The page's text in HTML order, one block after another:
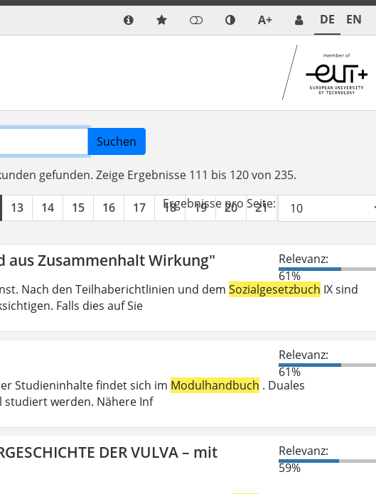
A+ DE EN
Suchen
gefunden. Zeige Ergebnisse 111 bis 120 von 235.
13 14 15 16 17 18 19 20 21 22
Ergebnisse pro Seite:
aus Zusammenhalt Wirkung"
Relevanz:
61%
Nach den Teilhaberichtlinien und dem Sozialgesetzbuch IX sind
Falls dies auf Sie
Relevanz:
61%
Studieninhalte findet sich im Modulhandbuch . Duales
studiert werden. Nähere Inf
DER VULVA – mit
Relevanz:
59%